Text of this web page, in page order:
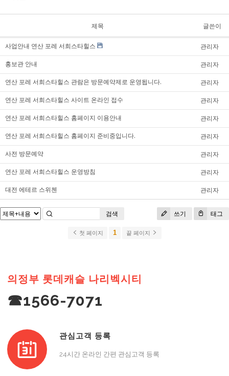
제목 글쓴이
사업안내 연산 포레 서희스타힐스
관리자
홍보관 안내
관리자
연산 포레 서희스타힐스 관람은 방문예약제로 운영됩니다.
관리자
연산 포레 서희스타힐스 사이트 온라인 접수
관리자
연산 포레 서희스타힐스 홈페이지 이용안내
관리자
연산 포레 서희스타힐스 홈페이지 준비중입니다.
관리자
사전 방문예약
관리자
연산 포레 서희스타힐스 운영방침
관리자
대전 에테르 스위첸
관리자
쓰기 태그
검색
첫 페이지 1 끝 페이지
의정부 롯데캐슬 나리벡시티
☎1566-7071
관심고객 등록
24시간 온라인 간편 관심고객 등록